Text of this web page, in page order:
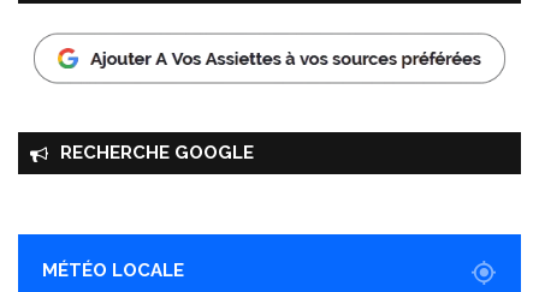
RECHERCHE GOOGLE
MÉTÉO LOCALE